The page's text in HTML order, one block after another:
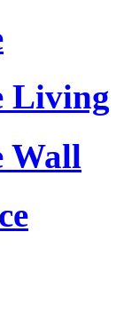
Living
Wall